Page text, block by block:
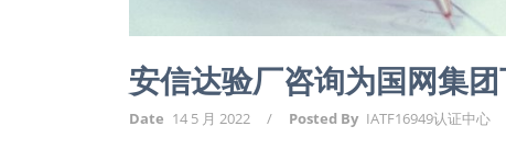
安信达验厂咨询为国网集
Date 14 5 月 2022 / Posted By IATF16949认证中心